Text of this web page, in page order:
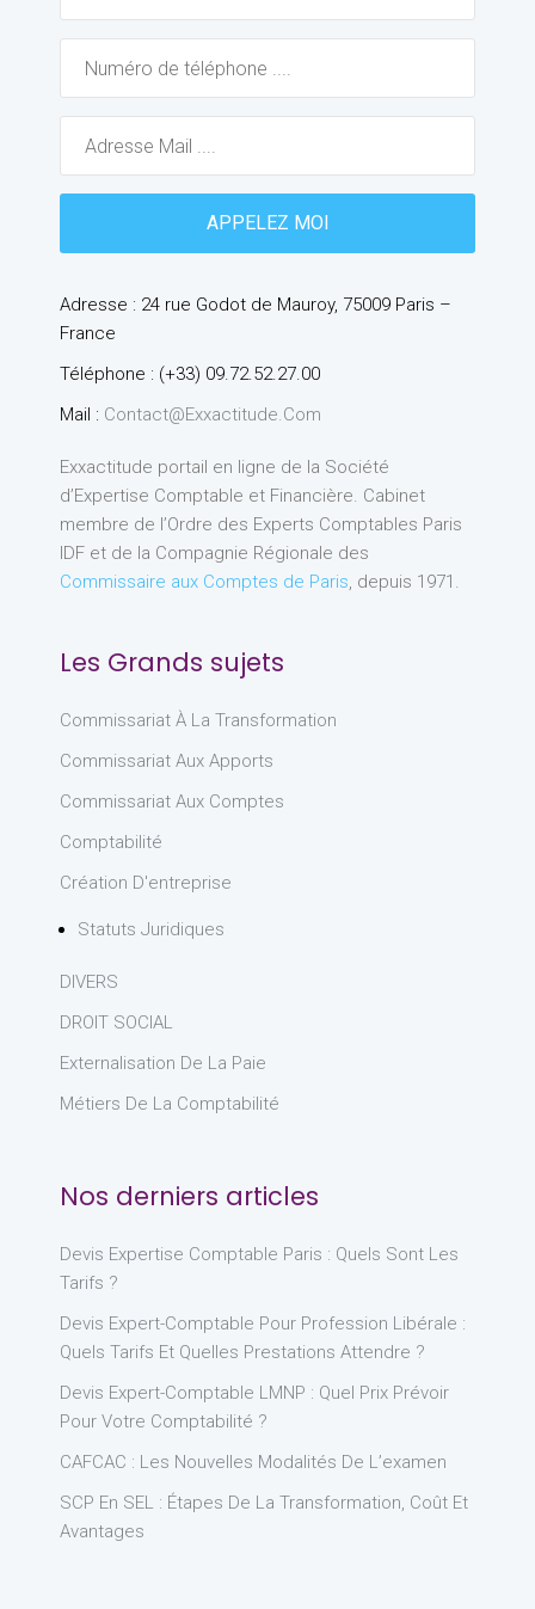
Adresse : 24 rue Godot de Mauroy, 75009 Paris –
France
Téléphone : (+33) 09.72.52.27.00
Mail : Contact@exxactitude.com
Exxactitude portail en ligne de la Société
d’Expertise Comptable et Financière. Cabinet
membre de l’Ordre des Experts Comptables Paris
IDF et de la Compagnie Régionale des
Commissaire aux Comptes de Paris, depuis 1971.
Les Grands sujets
Commissariat À La Transformation
Commissariat Aux Apports
Commissariat Aux Comptes
Comptabilité
Création D'entreprise
Statuts Juridiques
DIVERS
DROIT SOCIAL
Externalisation De La Paie
Métiers De La Comptabilité
Nos derniers articles
Devis Expertise Comptable Paris : Quels Sont Les
Tarifs ?
Devis Expert-Comptable Pour Profession Libérale :
Quels Tarifs Et Quelles Prestations Attendre ?
Devis Expert-Comptable LMNP : Quel Prix Prévoir
Pour Votre Comptabilité ?
CAFCAC : Les Nouvelles Modalités De L’examen
SCP En SEL : Étapes De La Transformation, Coût Et
Avantages